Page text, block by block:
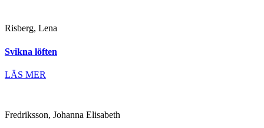
Risberg, Lena
Svikna löften
LÄS MER
Fredriksson, Johanna Elisabeth